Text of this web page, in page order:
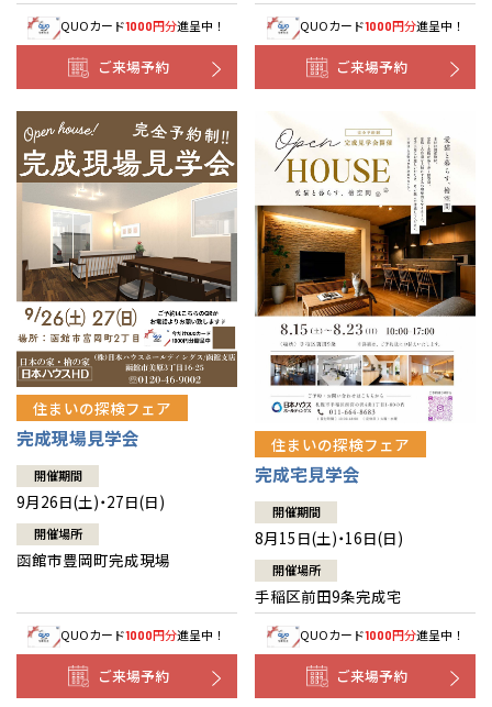
QUOカード1000円分進呈中！
ご来場予約
QUOカード1000円分進呈中！
ご来場予約
住まいの探検フェア
完成現場見学会
開催期間
9月26日(土)・27日(日)
開催場所
函館市豊岡町完成現場
QUOカード1000円分進呈中！
ご来場予約
住まいの探検フェア
完成宅見学会
開催期間
8月15日(土)・16日(日)
開催場所
手稲区前田9条完成宅
QUOカード1000円分進呈中！
ご来場予約